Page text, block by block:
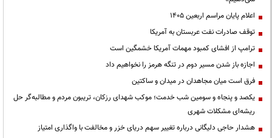
اعلام پایان مراسم اربعین ۱۴۰۵
توقف صادرات نفت عربستان به آمریکا
ترامپ از افشای کمبود مهمات آمریکا خشمگین است
اجازه باز شدن مسیر دوم در تنگه هرمز را نخواهیم داد
فرق است میان مجاهدان در میدان و ساکتین
یکصد و پنجاه و سومین شب خدمت؛ موکب شهدای رزکان، تریبون مردم و مطالبه‌گر حل
ریشه‌ای مشکلات شهری
هشدار حاجی دلیگانی درباره تغییر سهم دریای خزر و مخالفت با واگذاری امتیاز